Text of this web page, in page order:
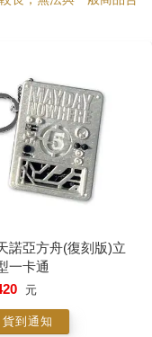
諾亞方舟(復刻版)立
一卡通
元
貨到通知